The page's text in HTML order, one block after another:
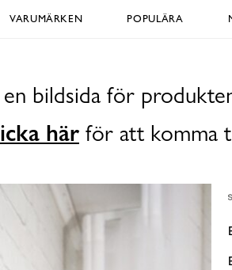
VARUMÄRKEN POPULÄRA
bildsida för
här för att komma